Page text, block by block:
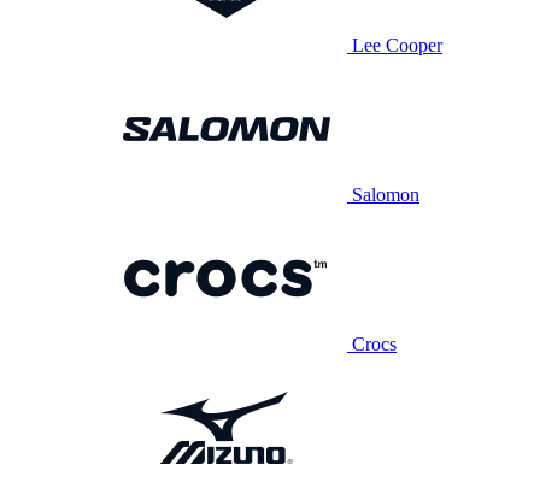
Lee Cooper
Salomon
Crocs